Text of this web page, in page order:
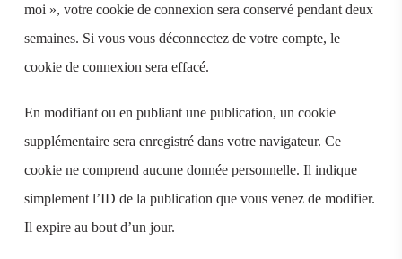
moi », votre cookie de connexion sera conservé pendant deux
semaines. Si vous vous déconnectez de votre compte, le
cookie de connexion sera effacé.
En modifiant ou en publiant une publication, un cookie
supplémentaire sera enregistré dans votre navigateur. Ce
cookie ne comprend aucune donnée personnelle. Il indique
simplement l’ID de la publication que vous venez de modifier.
Il expire au bout d’un jour.